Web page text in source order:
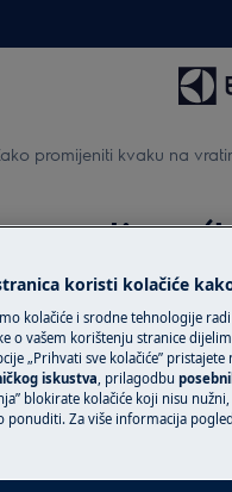
promijeniti kvaku na
vratima
i odspojite mrežni utikač
potrebno je da ih
koristi kolačiće
kolačiće i srodne tehnologije
o vašem korištenju stranice
„Prihvati sve kolačiće”
iskustva , prilagodbu
blokirate kolačiće koji nisu
ponuditi. Za više informacija